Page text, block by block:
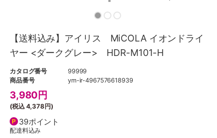
【送料込み】アイリス MiCOLA イオンドライ
ヤー <ダークグレー> HDR-M101-H
カタログ番号
99999
商品番号
ym-ir-4967576618939
3,980 円
(税込4,378円)
39ポイント
配達料込み